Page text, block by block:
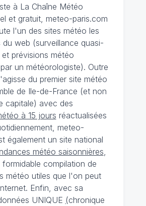
à La Chaîne Météo
et gratuit, meteo-paris.com
l'un des sites météo les
du web (surveillance quasi-
prévisions météo
un météorologiste). Outre
du premier site météo
de Ile-de-France (et non
capitale) avec des
à 15 jours réactualisées
meteo-
également un site national
météo saisonnières
compilation de
météo utiles que l'on peut
Enfin, avec sa
UNIQUE (chronique